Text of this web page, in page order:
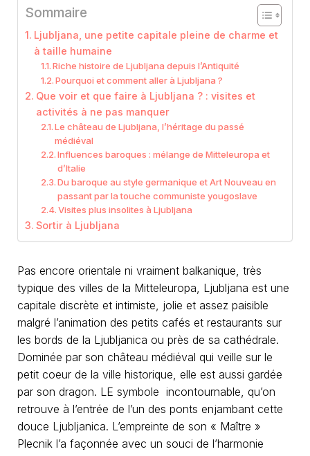
Sommaire
Ljubljana, une petite capitale pleine de charme et
à taille humaine
Riche histoire de Ljubljana depuis l’Antiquité
Pourquoi et comment aller à Ljubljana ?
Que voir et que faire à Ljubljana ? : visites et
activités à ne pas manquer
Le château de Ljubljana, l’héritage du passé
médiéval
Influences baroques : mélange de Mitteleuropa et
d’Italie
Du baroque au style germanique et Art Nouveau en
passant par la touche communiste yougoslave
Visites plus insolites à Ljubljana
Sortir à Ljubljana
Pas encore orientale ni vraiment balkanique, très
typique des villes de la Mitteleuropa, Ljubljana est une
capitale discrète et intimiste, jolie et assez paisible
malgré l’animation des petits cafés et restaurants sur
les bords de la Ljubljanica ou près de sa cathédrale.
Dominée par son château médiéval qui veille sur le
petit coeur de la ville historique, elle est aussi gardée
par son dragon. LE symbole incontournable, qu’on
retrouve à l’entrée de l’un des ponts enjambant cette
douce Ljubljanica. L’empreinte de son « Maître »
Plecnik l’a façonnée avec un souci de l’harmonie